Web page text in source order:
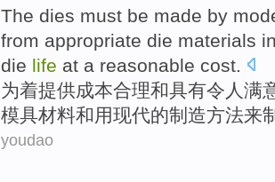
The dies must be made by
from appropriate die materials
die life at a reasonable cost
为着提供成本合理和具有令人满
模具材料和 用现代的制造方法来
youdao